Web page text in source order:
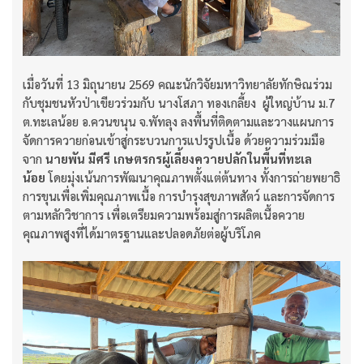
เมื่อวันที่ 13 มิถุนายน 2569 คณะนักวิจัยมหาวิทยาลัยทักษิณร่วม
กับชุมชนหัวป่าเขียวร่วมกับ นางโสภา ทองเกลี้ยง ผู้ใหญ่บ้าน ม.7
ต.ทะเลน้อย อ.ควนขนุน จ.พัทลุง ลงพื้นที่ติดตามและวางแผนการ
จัดการควายก่อนเข้าสู่กระบวนการแปรรูปเนื้อ ด้วยความร่วมมือ
จาก นายพัน มีศรี เกษตรกรผู้เลี้ยงควายปลักในพื้นที่ทะเล
น้อย โดยมุ่งเน้นการพัฒนาคุณภาพตั้งแต่ต้นทาง ทั้งการถ่ายพยาธิ
การขุนเพื่อเพิ่มคุณภาพเนื้อ การบำรุงสุขภาพสัตว์ และการจัดการ
ตามหลักวิชาการ เพื่อเตรียมความพร้อมสู่การผลิตเนื้อควาย
คุณภาพสูงที่ได้มาตรฐานและปลอดภัยต่อผู้บริโภค